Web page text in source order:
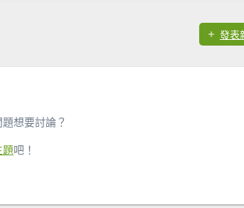
發表
想要討論？
題吧！